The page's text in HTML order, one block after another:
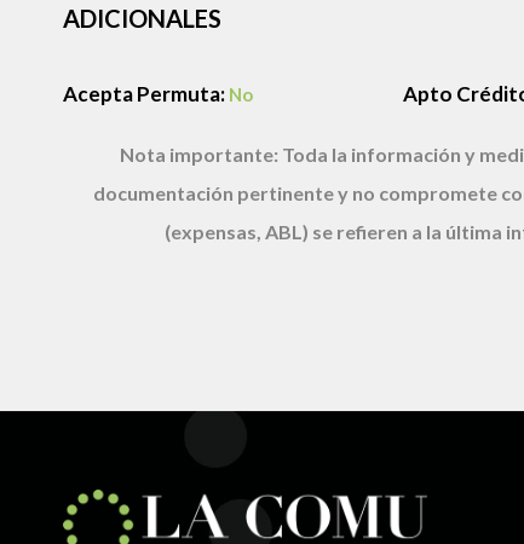
ADICIONALES
Acepta Permuta: No Apto
Nota importante: Toda la información y
documentación pertinente y no compromete
(expensas, ABL) se refieren a la última